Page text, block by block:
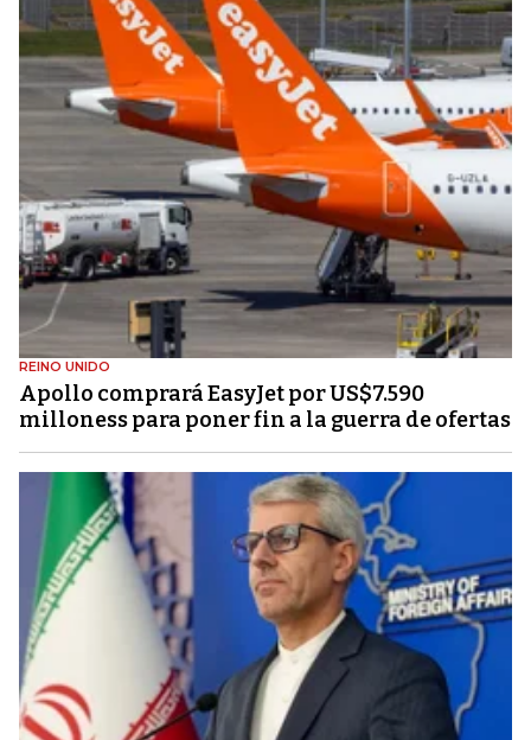
REINO UNIDO
Apollo comprará EasyJet por US$7.590
milloness para poner fin a la guerra de ofertas